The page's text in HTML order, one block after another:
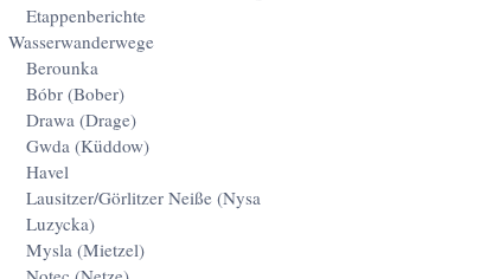
Etappenberichte
Wasserwanderwege
Berounka
Bóbr (Bober)
Drawa (Drage)
Gwda (Küddow)
Havel
Lausitzer/Görlitzer Neiße (Nysa
Luzycka)
Mysla (Mietzel)